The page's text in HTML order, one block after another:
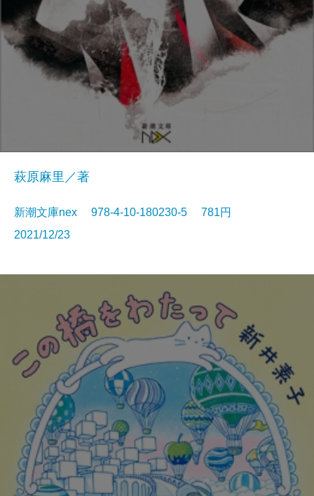
萩原麻里／著
新潮文庫nex 978-4-10-180230-5 781円
2021/12/23